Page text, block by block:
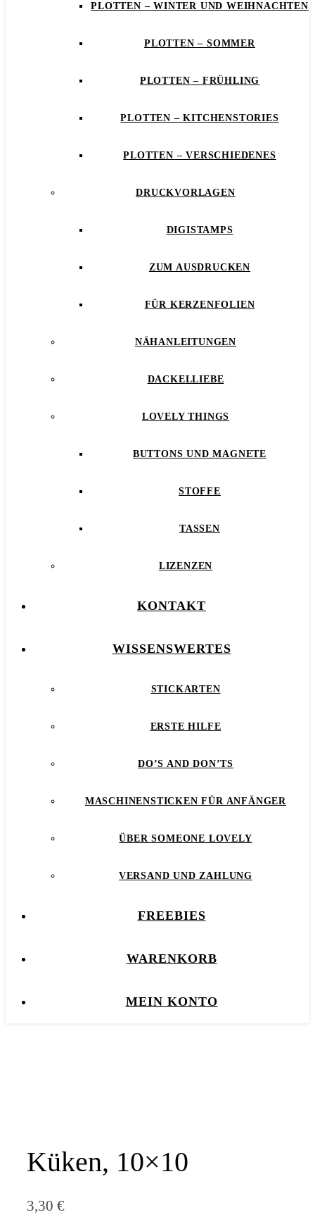
PLOTTEN – WINTER UND WEIHNACHTEN
PLOTTEN – SOMMER
PLOTTEN – FRÜHLING
PLOTTEN – KITCHENSTORIES
PLOTTEN – VERSCHIEDENES
DRUCKVORLAGEN
DIGISTAMPS
ZUM AUSDRUCKEN
FÜR KERZENFOLIEN
NÄHANLEITUNGEN
DACKELLIEBE
LOVELY THINGS
BUTTONS UND MAGNETE
STOFFE
TASSEN
LIZENZEN
KONTAKT
WISSENSWERTES
STICKARTEN
ERSTE HILFE
DO’S AND DON’TS
MASCHINENSTICKEN FÜR ANFÄNGER
ÜBER SOMEONE LOVELY
VERSAND UND ZAHLUNG
FREEBIES
WARENKORB
MEIN KONTO
Küken, 10×10
3,30 €